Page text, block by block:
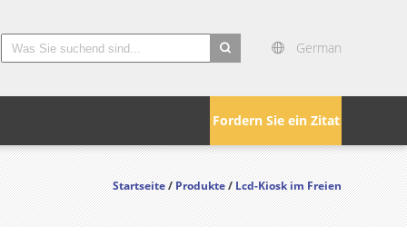
German
Fordern Sie ein Zitat
Startseite/Produkte/Lcd-Kiosk im Freien